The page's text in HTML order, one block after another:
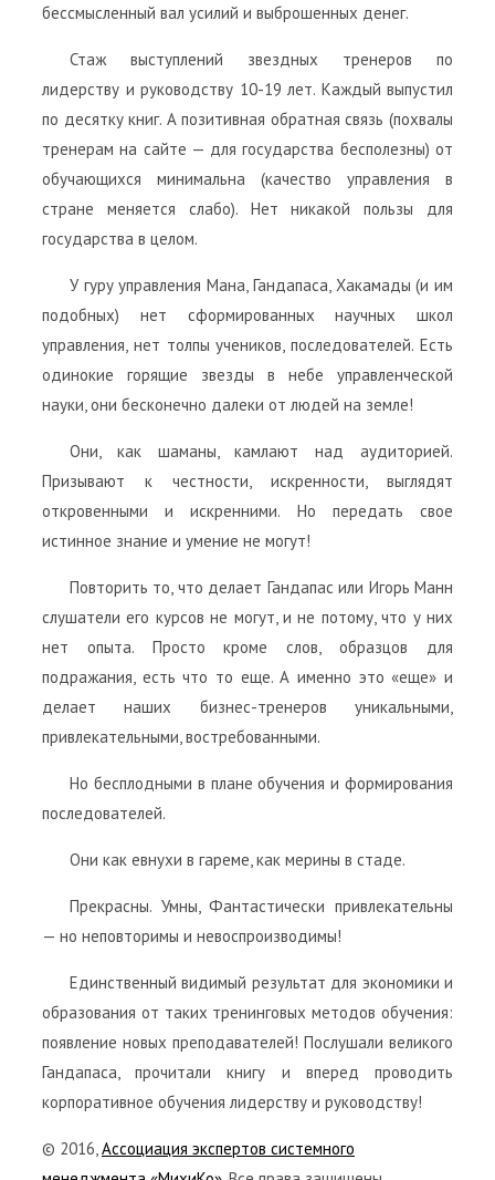
бессмысленный вал усилий и выброшенных денег.
Стаж выступлений звездных тренеров по
лидерству и руководству 10-19 лет. Каждый выпустил
по десятку книг. А позитивная обратная связь (похвалы
тренерам на сайте — для государства бесполезны) от
обучающихся минимальна (качество управления в
стране меняется слабо). Нет никакой пользы для
государства в целом.
У гуру управления Мана, Гандапаса, Хакамады (и им
подобных) нет сформированных научных школ
управления, нет толпы учеников, последователей. Есть
одинокие горящие звезды в небе управленческой
науки, они бесконечно далеки от людей на земле!
Они, как шаманы, камлают над аудиторией.
Призывают к честности, искренности, выглядят
откровенными и искренними. Но передать свое
истинное знание и умение не могут!
Повторить то, что делает Гандапас или Игорь Манн
слушатели его курсов не могут, и не потому, что у них
нет опыта. Просто кроме слов, образцов для
подражания, есть что то еще. А именно это «еще» и
делает наших бизнес-тренеров уникальными,
привлекательными, востребованными.
Но бесплодными в плане обучения и формирования
последователей.
Они как евнухи в гареме, как мерины в стаде.
Прекрасны. Умны, Фантастически привлекательны
— но неповторимы и невоспроизводимы!
Единственный видимый результат для экономики и
образования от таких тренинговых методов обучения:
появление новых преподавателей! Послушали великого
Гандапаса, прочитали книгу и вперед проводить
корпоративное обучения лидерству и руководству!
© 2016,Ассоциация экспертов системного